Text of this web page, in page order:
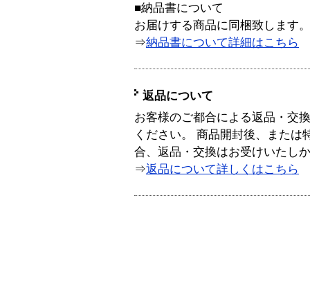
■納品書について
お届けする商品に同梱致します。
⇒納品書について詳細はこちら
返品について
お客様のご都合による返品・交
ください。 商品開封後、または
合、返品・交換はお受けいたし
⇒返品について詳しくはこちら